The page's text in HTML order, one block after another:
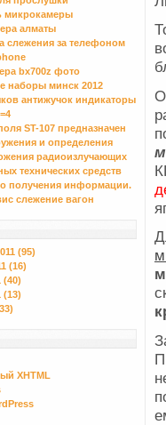
микрокамеры
алматы
слежения за телефоном
bx700z фото
наборы минск 2012
антижучок индикаторы
ST-107 предназначен
и определения
радиоизлучающих
технических средств
получения информации.
слежение вагон
(95)
(16)
(40)
(13)
XHTML